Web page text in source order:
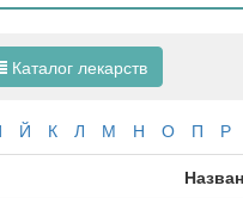
Каталог лекарств
Й К Л М Н О П Р